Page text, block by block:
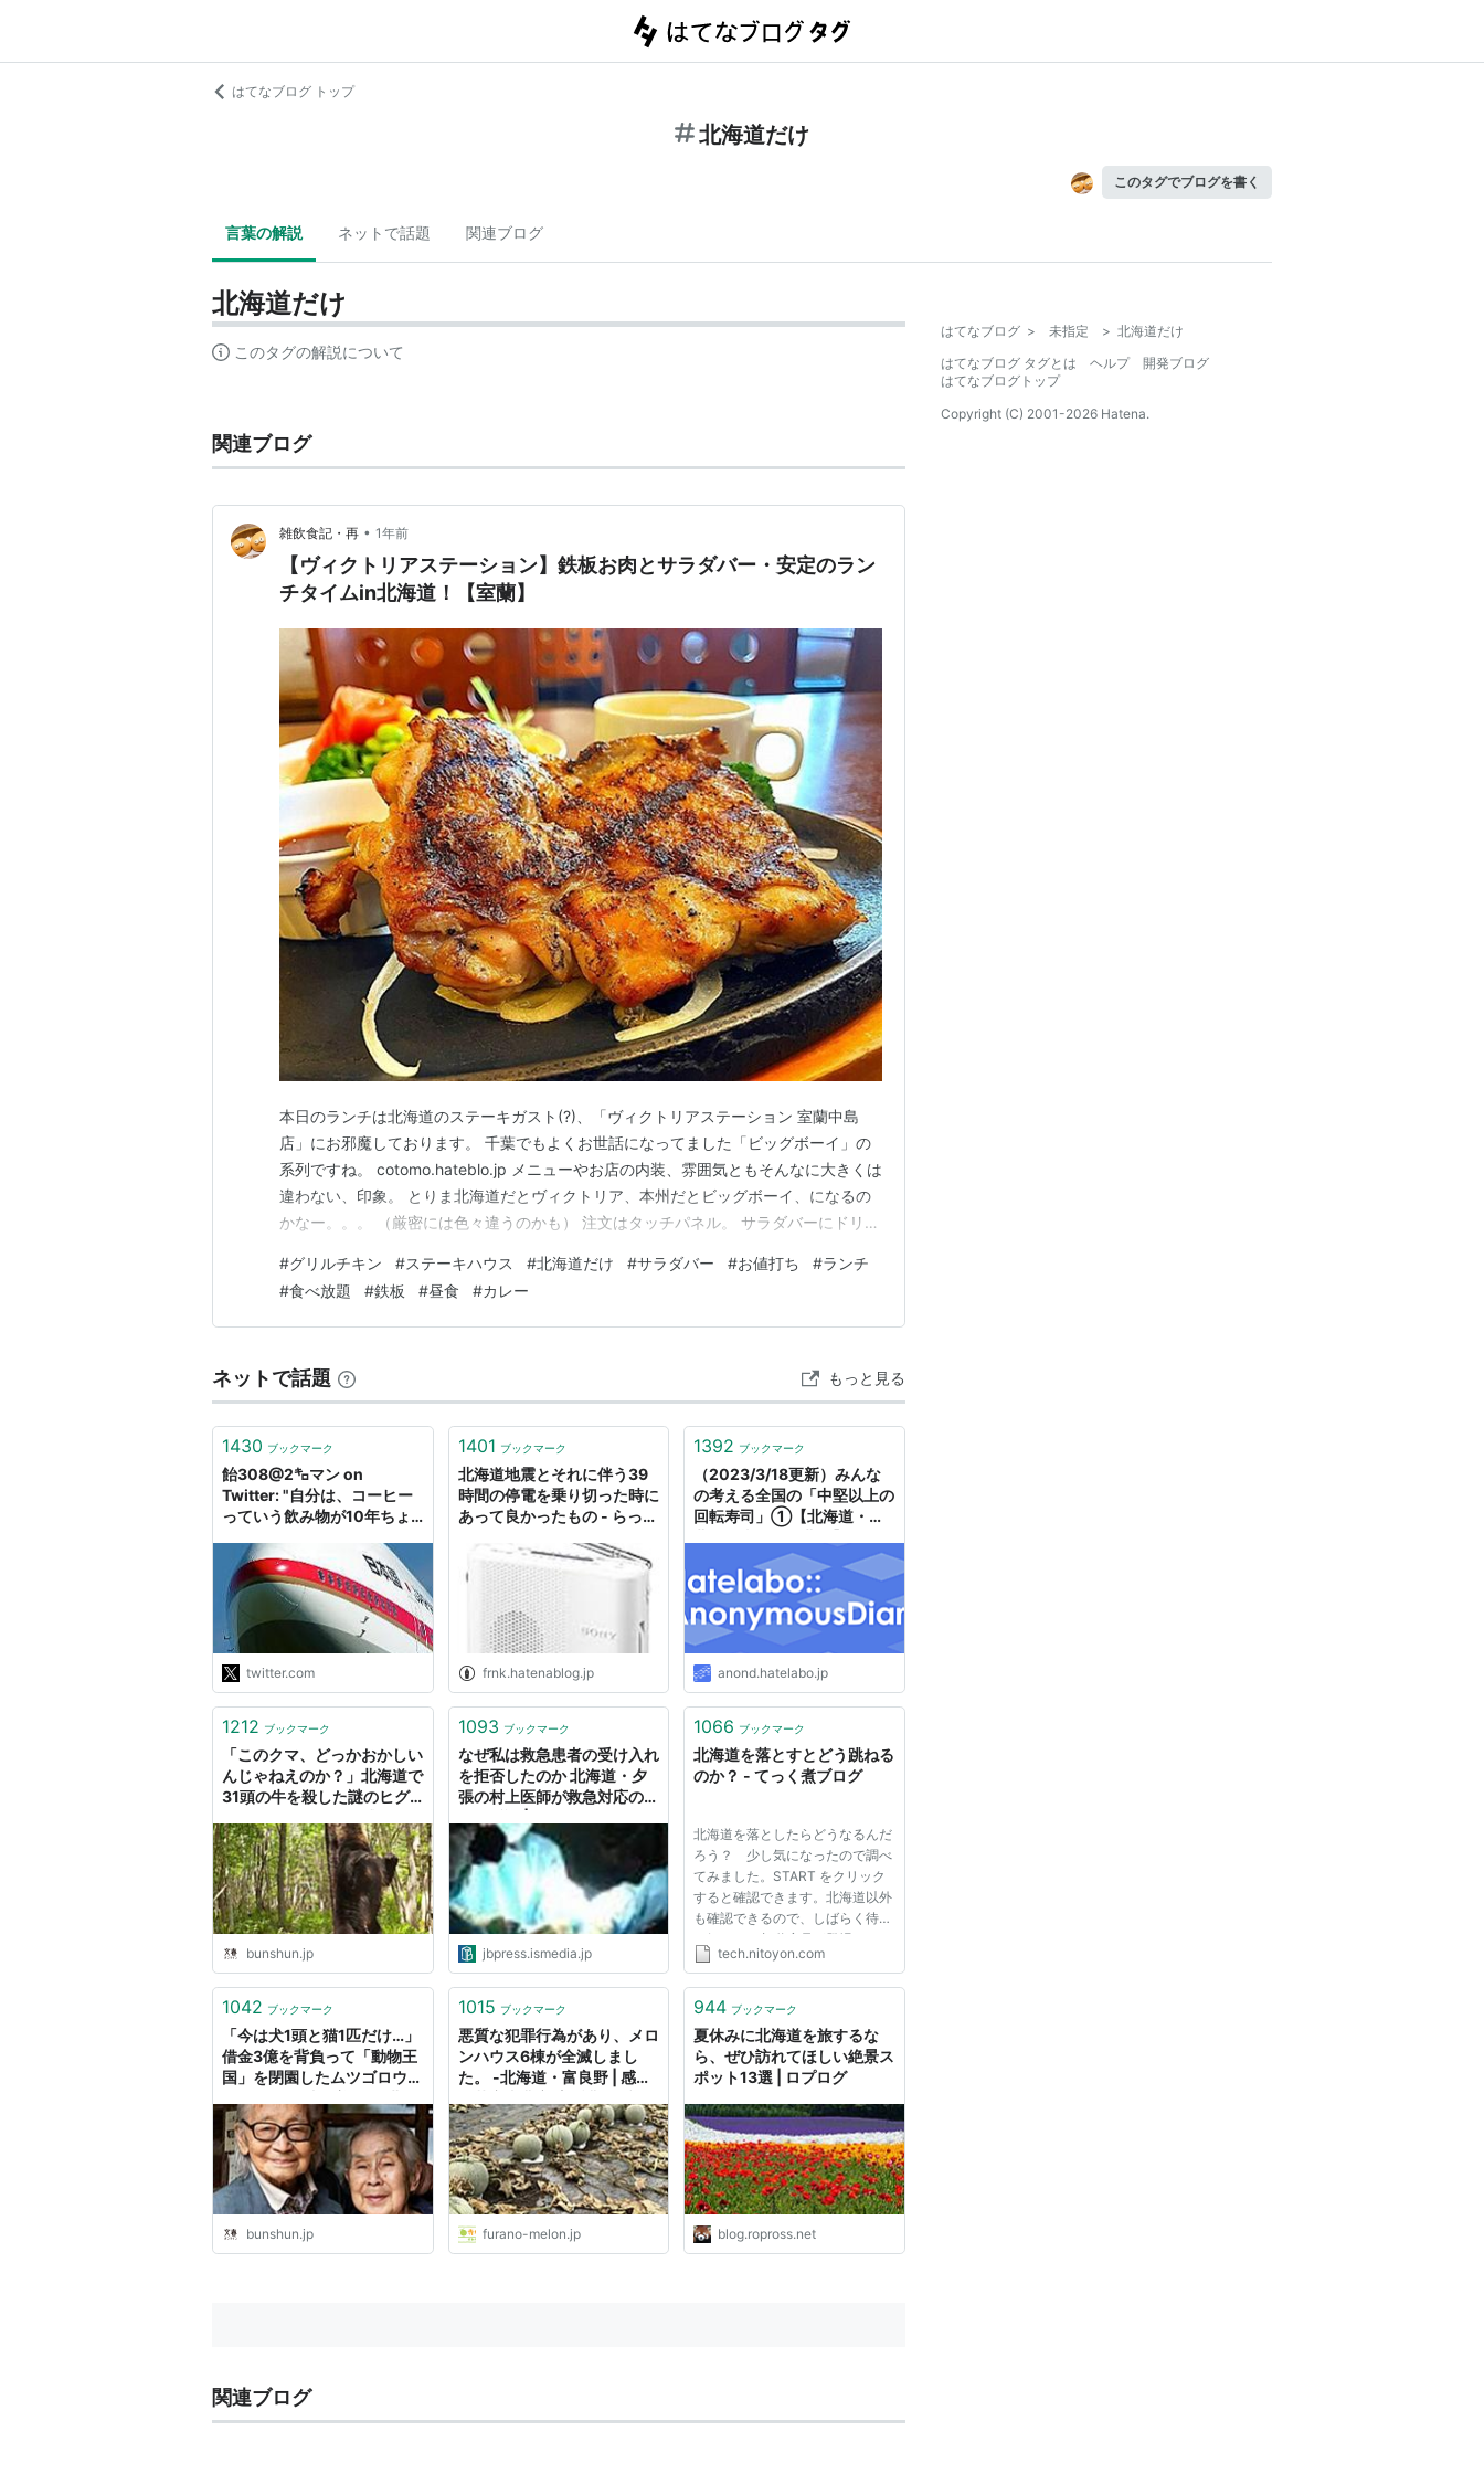
はてなブログ トップ
北海道だけ
このタグでブログを書く
言葉の解説 ネットで話題 関連ブログ
北海道だけ
このタグの解説について
関連ブログ
雑飲食記・再 • 1年前
【ヴィクトリアステーション】鉄板お肉とサラダバー・安定のラン
チタイムin北海道！【室蘭】
本日のランチは北海道のステーキガスト(?)、「ヴィクトリアステーション 室蘭中島
店」にお邪魔しております。 千葉でもよくお世話になってました「ビッグボーイ」の
系列ですね。 cotomo.hateblo.jp メニューやお店の内装、雰囲気ともそんなに大きくは
違わない、印象。 とりま北海道だとヴィクトリア、本州だとビッグボーイ、になるの
かなー。。。 （厳密には色々違うのかも） 注文はタッチパネル。 サラダバーにドリン
もつけられます。 実食！ ざっくざくワイルドにカットされたトマトもたっぷり入れち
ゃうー。 コーンスープに…
#グリルチキン #ステーキハウス #北海道だけ #サラダバー #お値打ち #ランチ
#食べ放題 #鉄板 #昼食 #カレー
ネットで話題 もっと見る
1430 ブックマーク
飴308@2㌔マン on
Twitter: "自分は、コーヒー
っていう飲み物が10年ちょ
よ。マジで。激甘の缶コーヒ
ーを飲むぐらいで(北海道ジ
ョージアサイコーw)。でも
ね、ちょっとした出会い的な
ものがありましてね。お客さ
んのお家に、パソコンのサポ
ートめお邪魔した時がその出
会い。"
twitter.com
1401 ブックマーク
北海道地震とそれに伴う39
時間の停電を乗り切った時に
あって良かったもの - らっこ
frnk.hatenablog.jp
1392 ブックマーク
（2023/3/18更新）みんな
の考える全国の「中堅以上の
回転寿司」①【北海道・東
anond.hatelabo.jp
1212 ブックマーク
「このクマ、どっかおかしい
んじゃねえのか？」北海道で
31頭の牛を殺した謎のヒグ
た“違和感” | 文春オンライン
bunshun.jp
1093 ブックマーク
なぜ私は救急患者の受け入れ
を拒否したのか 北海道・夕
張の村上医師が救急対応の報
ビープレス)
jbpress.ismedia.jp
1066 ブックマーク
北海道を落とすとどう跳ねる
のか？ - てっく煮ブログ
北海道を落としたらどうなるんだ
ろう？ 少し気になったので調べ
てみました。START をクリック
すると確認できます。北海道以外
も確認できるので、しばらく待っ
て気になる都道府県が登場するの
を待つとよいかもしれません。最
つ葉バター1缶ジャンル: 食品・ス
tech.nitoyon.com
1042 ブックマーク
「今は犬1頭と猫1匹だけ…」
借金3億を背負って「動物王
国」を閉園したムツゴロウさ
道のログハウス生活”「今は
自分が生きていくだけでやっ
とです」 | 文春オンライン
bunshun.jp
1015 ブックマーク
悪質な犯罪行為があり、メロ
ンハウス6棟が全滅しまし
た。 -北海道・富良野 | 感動
グ
furano-melon.jp
944 ブックマーク
夏休みに北海道を旅するな
ら、ぜひ訪れてほしい絶景ス
ポット13選 | ロプログ
blog.ropross.net
関連ブログ
はてなブログ > 未指定 > 北海道だけ
はてなブログ タグとは
ヘルプ
開発ブログ
はてなブログトップ
Copyright (C) 2001-2026 Hatena.